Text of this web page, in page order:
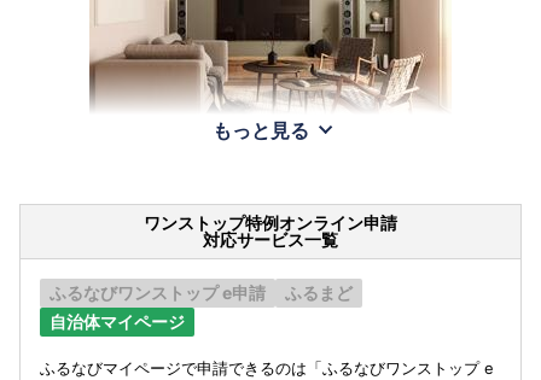
もっと見る
ワンストップ特例オンライン申請
対応サービス一覧
ふるなびワンストップ e申請
ふるまど
自治体マイページ
ふるなびマイページで申請できるのは「ふるなびワンストップ e